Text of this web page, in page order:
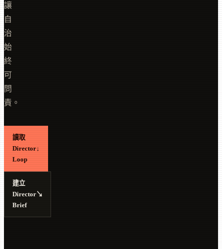
讓
自
治
始
終
可
問
責。
讀取
Director
Loop
↓
建立
Director
Brief
↘